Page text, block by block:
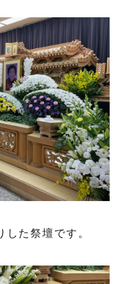
た祭壇です。